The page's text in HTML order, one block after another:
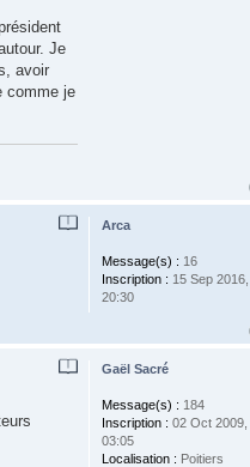
Je
avoir
comme je
Arca
Message(s) : 16
Inscription : 15 Sep 2016,
20:30
Gaël Sacré
Message(s) : 184
Inscription : 02 Oct 2009,
03:05
Localisation : Poitiers